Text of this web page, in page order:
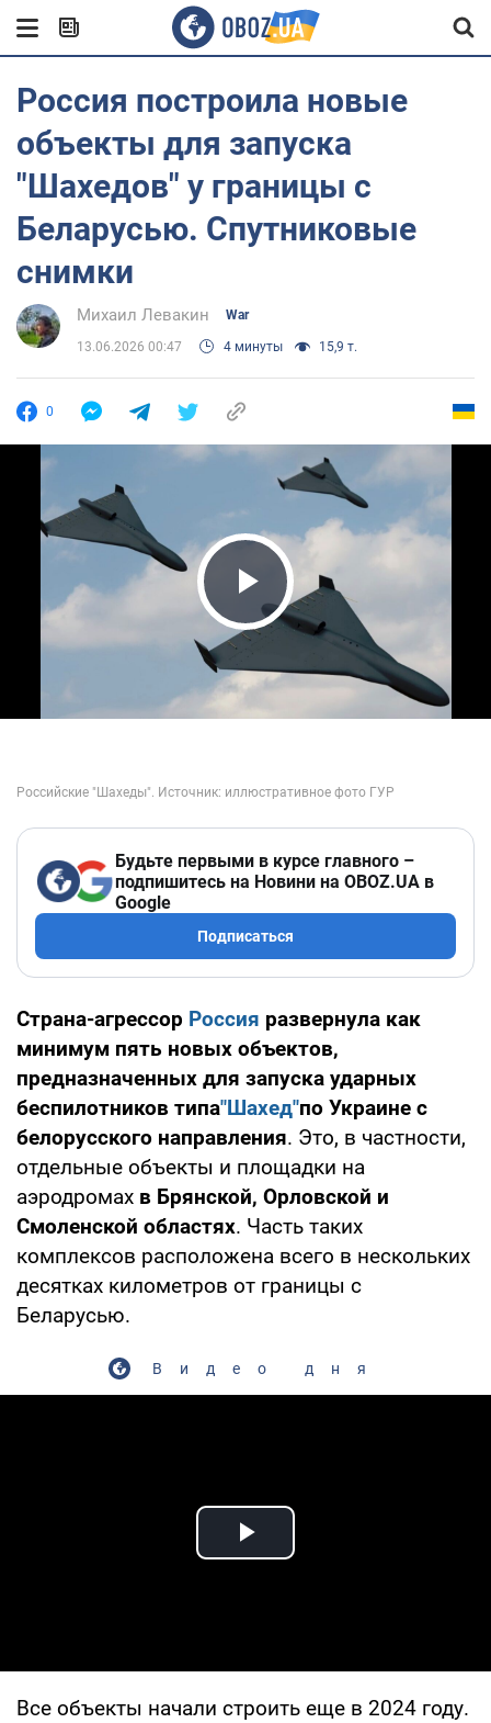
Россия построила новые
объекты для запуска
"Шахедов" у границы с
Беларусью. Спутниковые
снимки
Михаил Левакин War
13.06.2026 00:47 4 минуты 15,9 т.
0
Play Video
Будьте первыми в курсе главного –
подпишитесь на Новини на OBOZ.UA в
Google
Подписаться
Страна-агрессор Россия развернула как
минимум пять новых объектов,
предназначенных для запуска ударных
беспилотников типа"Шахед"по Украине с
белорусского направления. Это, в частности,
отдельные объекты и площадки на
аэродромах в Брянской, Орловской и
Смоленской областях. Часть таких
комплексов расположена всего в нескольких
десятках километров от границы с
Беларусью.
Видео дня
Play Video
Все объекты начали строить еще в 2024 году.